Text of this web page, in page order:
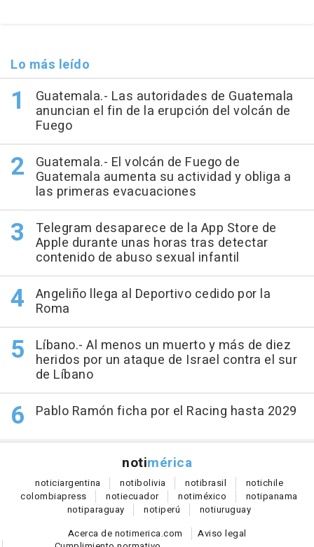
Lo más leído
Guatemala.- Las autoridades de Guatemala
anuncian el fin de la erupción del volcán de
Fuego
Guatemala.- El volcán de Fuego de
Guatemala aumenta su actividad y obliga a
las primeras evacuaciones
Telegram desaparece de la App Store de
Apple durante unas horas tras detectar
contenido de abuso sexual infantil
Angeliño llega al Deportivo cedido por la
Roma
Líbano.- Al menos un muerto y más de diez
heridos por un ataque de Israel contra el sur
de Líbano
Pablo Ramón ficha por el Racing hasta 2029
notimérica
noticiargentina notibolivia notibrasil notichile
colombiapress notiecuador notiméxico notipanama
notiparaguay notiperú notiuruguay
Acerca de notimerica.com
Aviso legal